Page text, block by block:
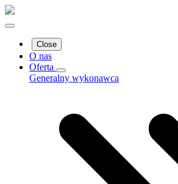
Close
O nas
Oferta
Generalny wykonawca